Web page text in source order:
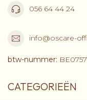
056 64 44 24
info@oscare-
btw-nummer:
CATEGORIEËN